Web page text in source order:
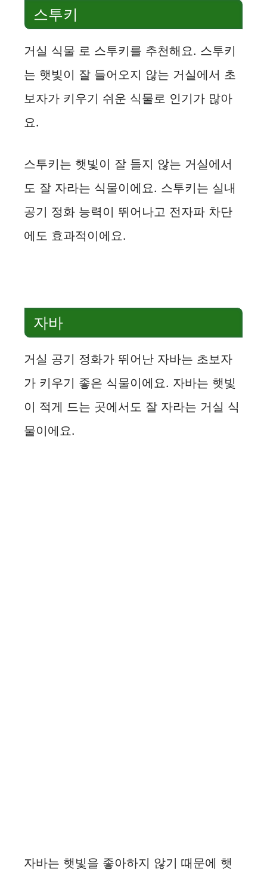
스투키
거실 식물 로 스투키를 추천해요. 스투키
는 햇빛이 잘 들어오지 않는 거실에서 초
보자가 키우기 쉬운 식물로 인기가 많아
요.
스투키는 햇빛이 잘 들지 않는 거실에서
도 잘 자라는 식물이에요. 스투키는 실내
공기 정화 능력이 뛰어나고 전자파 차단
에도 효과적이에요.
자바
거실 공기 정화가 뛰어난 자바는 초보자
가 키우기 좋은 식물이에요. 자바는 햇빛
이 적게 드는 곳에서도 잘 자라는 거실 식
물이에요.
자바는 햇빛을 좋아하지 않기 때문에 햇